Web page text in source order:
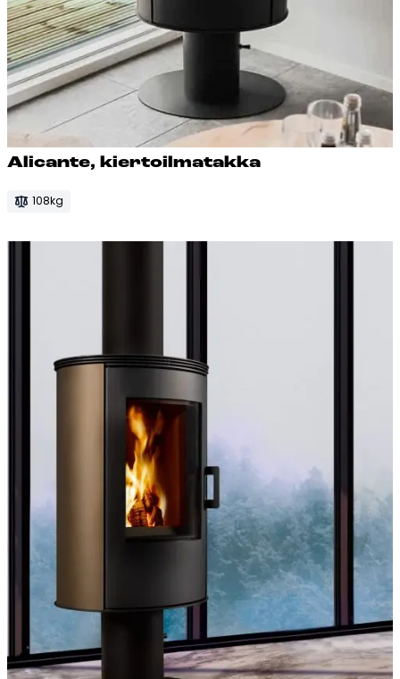
Ali­can­te, kier­toil­ma­tak­ka
108kg